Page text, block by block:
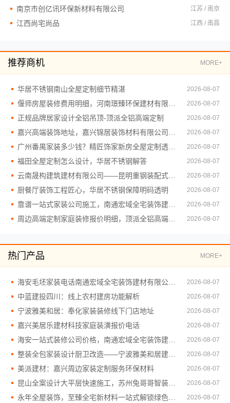
南京市创亿讯环保新材料有限公司 江苏 / 南京
江西尚宅尚品 江西 / 南昌
推荐商机 MORE+
华居不锈钢南山全屋定制细节精湛 2026-08-07
2026-08-07
正规品牌居家设计全铝吊顶-顶派全铝高端定制 2026-08-07
2026-08-07
2026-08-07
福田全屋定制怎么设计，华居不锈钢解答 2026-08-07
2026-08-07
厨餐厅装饰工程匠心，华居不锈钢保障明码透明 2026-08-07
2026-08-07
2026-08-07
热门产品 MORE+
2026-08-07
中蓝建投四川：线上农村建房功能解析 2026-08-07
宁波雅美和居：奉化家装装修线下门店地址 2026-08-07
嘉兴美居乐建材科技家庭装潢报价电话 2026-08-07
2026-08-07
2026-08-07
美派建材：嘉兴周边家装定制服务环保材料 2026-08-07
2026-08-07
2026-08-07